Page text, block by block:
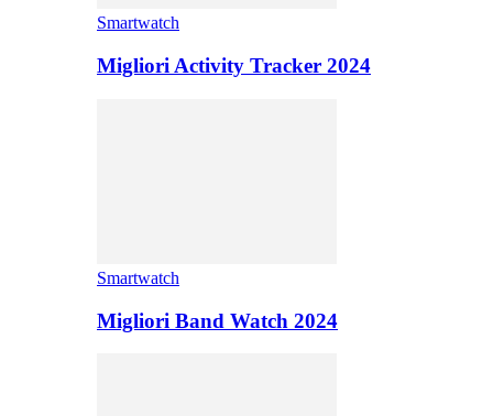
Smartwatch
Migliori Activity Tracker 2024
Smartwatch
Migliori Band Watch 2024